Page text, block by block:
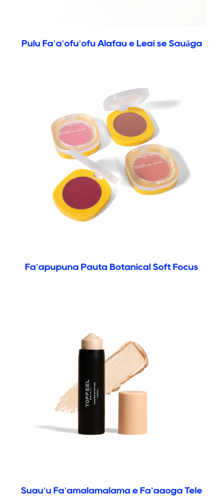
Pulu Fa'a'ofu'ofu Alafau e Leai se Sauāga
Fa'apupuna Pauta Botanical Soft Focus
Suau'u Fa'amalamalama e Fa'aaoga Tele